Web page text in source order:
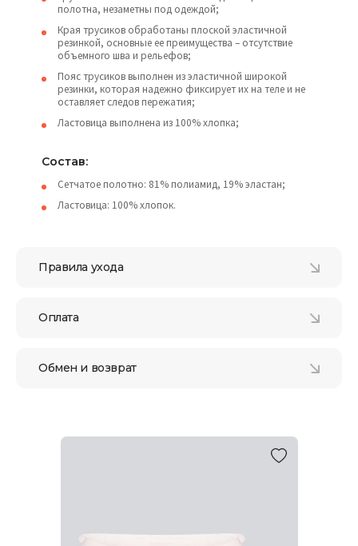
полотна, незаметны под одеждой;
Края трусиков обработаны плоской эластичной
резинкой, основные ее преимущества – отсутствие
объемного шва и рельефов;
Пояс трусиков выполнен из эластичной широкой
резинки, которая надежно фиксирует их на теле и не
оставляет следов пережатия;
Ластовица выполнена из 100% хлопка;
Состав:
Сетчатое полотно: 81% полиамид, 19% эластан;
Ластовица: 100% хлопок.
Правила ухода
Оплата
Обмен и возврат